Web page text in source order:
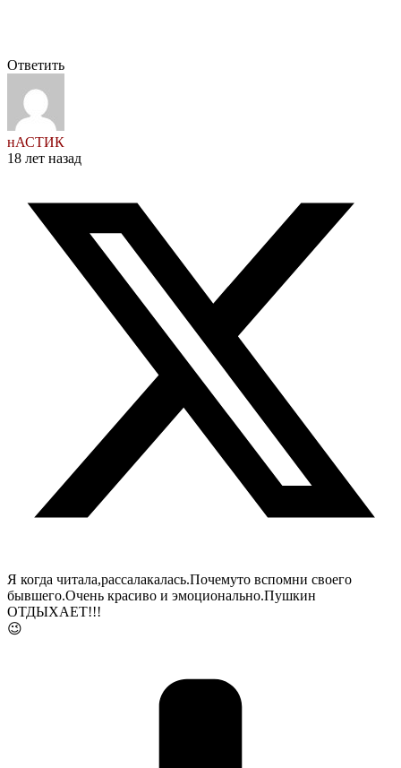
Ответить
нАСТИК
18 лет назад
Я когда читала,рассалакалась.Почемуто вспомни своего
бывшего.Очень красиво и эмоционально.Пушкин
ОТДЫХАЕТ!!!
😉